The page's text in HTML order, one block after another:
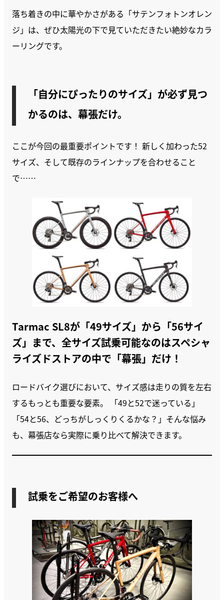
落ち着きの中に華やかさがある「サテンフォトンオレン
ジ」は、ぜひ太陽光の下で見ていただきたい絶妙なカラ
ーリングです。
「自分にぴったりのサイズ」が必ず見つ
かるのは、幕張だけ。
ここが今回の最重要ポイントです！ 新しく加わった52
サイズ、そして既存のラインナップを合わせること
で……
Tarmac SL8が「49サイズ」から「56サイ
ズ」まで、全サイズ試乗可能なのはスペシャ
ライズドストアの中で「幕張」だけ！
ロードバイク選びにおいて、サイズ感は走りの質を左右
するもっとも重要な要素。 「49と52で迷っている」
「54と56、どっちがしっくりくるかな？」そんな悩み
も、幕張店なら実際に乗り比べて解決できます。
試乗をご希望のお客様へ